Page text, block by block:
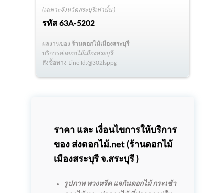
(เฉพาะจังหวัดสระบุรีเท่านั้น )
รหัส63A-5202
ผลงานของ ร้านดอกไม้เมืองสระบุรี
บริการส่งดอกไม้เมืองสระบุรี
สั่งซื้อทาง Line Id:@302lsppg
ราคา และ เงื่อนไขการให้บริการ
ของ ส่งดอกไม้.net (ร้านดอกไม้
เมืองสระบุรี จ.สระบุรี )
รูปภาพ พวงหรีด แจกันดอกไม้ กระเช้า